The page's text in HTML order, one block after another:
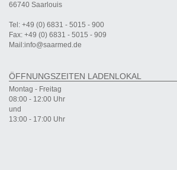
66740 Saarlouis
Tel: +49 (0) 6831 - 5015 - 900
Fax: +49 (0) 6831 - 5015 - 909
Mail:info@saarmed.de
ÖFFNUNGSZEITEN LADENLOKAL
Montag - Freitag
08:00 - 12:00 Uhr
und
13:00 - 17:00 Uhr